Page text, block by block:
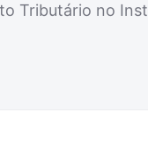
Tributário no